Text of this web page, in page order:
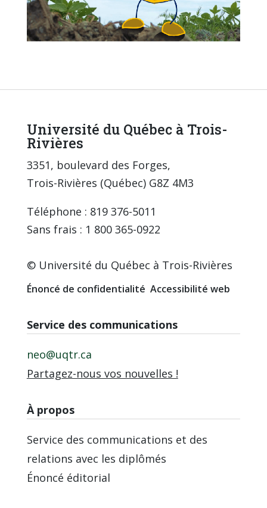
Université du Québec à Trois-
Rivières
3351, boulevard des Forges,
Trois-Rivières (Québec) G8Z 4M3
Téléphone : 819 376-5011
Sans frais : 1 800 365-0922
© Université du Québec à Trois-Rivières
Énoncé de confidentialité Accessibilité web
Service des communications
neo@uqtr.ca
Partagez-nous vos nouvelles !
À propos
Service des communications et des
relations avec les diplômés
Énoncé éditorial